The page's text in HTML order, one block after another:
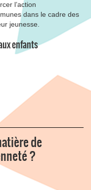
l’action
dans le cadre des
jeunesse.
enfants
de
?